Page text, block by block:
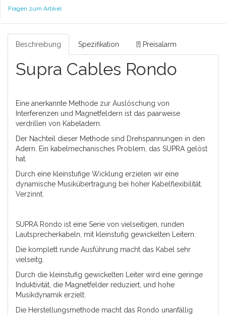
Fragen zum Artikel
Beschreibung Spezifikation [!] Preisalarm
Supra Cables Rondo
Eine anerkannte Methode zur Auslöschung von
Interferenzen und Magnetfeldern ist das paarweise
verdrillen von Kabeladern.
Der Nachteil dieser Methode sind Drehspannungen in den
Adern. Ein kabelmechanisches Problem, das SUPRA gelöst
hat.
Durch eine kleinstufige Wicklung erzielen wir eine
dynamische Musikübertragung bei hoher Kabelflexibilität.
Verzinnt.
SUPRA Rondo ist eine Serie von vielseitigen, runden
Lautsprecherkabeln, mit kleinstufig gewickelten Leitern.
Die komplett runde Ausführung macht das Kabel sehr
vielseitg.
Durch die kleinstufig gewickelten Leiter wird eine geringe
Induktivität, die Magnetfelder reduziert, und hohe
Musikdynamik erzielt.
Die Herstellungsmethode macht das Rondo unanfällig